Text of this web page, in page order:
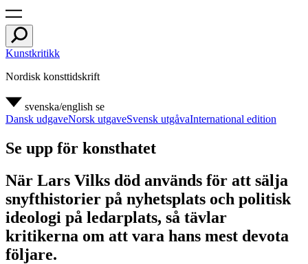
Kunstkritikk
Nordisk konsttidskrift
svenska/english se
Dansk udgaveNorsk utgaveSvensk utgåvaInternational edition
Se upp för konsthatet
När Lars Vilks död används för att sälja
snyfthistorier på nyhetsplats och politisk
ideologi på ledarplats, så tävlar
kritikerna om att vara hans mest devota
följare.